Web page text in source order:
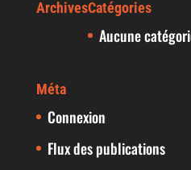
ArchivesCatégories
Aucune
Méta
Connexion
Flux des publications